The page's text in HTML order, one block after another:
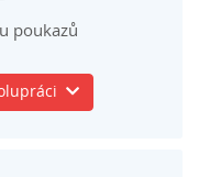
poukazů